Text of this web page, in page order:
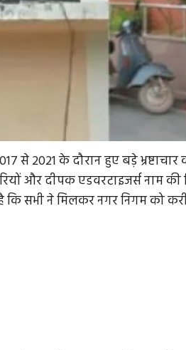
से 2021 के दौरान हुए बड़े
और दीपक एडवरटाइजर्स नाम
सभी ने मिलकर नगर निगम को